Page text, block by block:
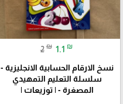
2 ₪ 1.1 ₪
نسخ الارقام الحسابية الانجليزية -
سلسلة التعليم التمهيدي
المصغرة - | توزيعات |